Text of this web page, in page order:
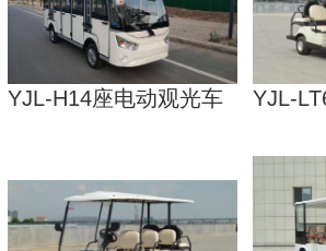
YJL-H14座电动观光车